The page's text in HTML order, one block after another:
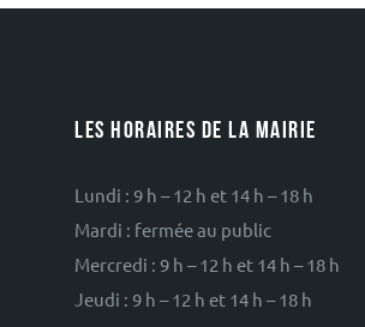
LES HORAIRES DE LA MAIRIE
Lundi : 9 h – 12 h et 14 h – 18 h
Mardi : fermée au public
Mercredi : 9 h – 12 h et 14 h – 18 h
Jeudi : 9 h – 12 h et 14 h – 18 h